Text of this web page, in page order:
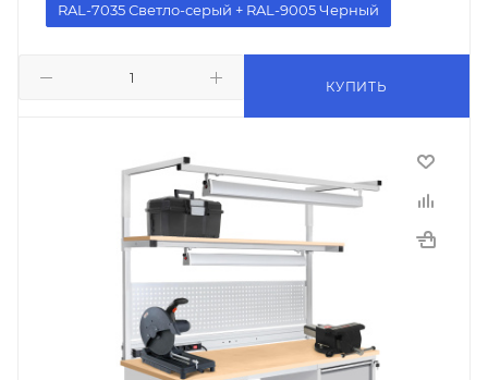
КУПИТЬ
RAL-7035 Светло-серый + RAL-9005 Черный